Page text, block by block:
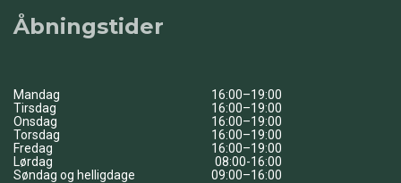
Åbningstider
Mandag
16:00–19:00
Tirsdag
16:00–19:00
Onsdag
16:00–19:00
Torsdag
16:00–19:00
Fredag
16:00–19:00
Lørdag
08:00-16:00
Søndag og helligdage
09:00–16:00